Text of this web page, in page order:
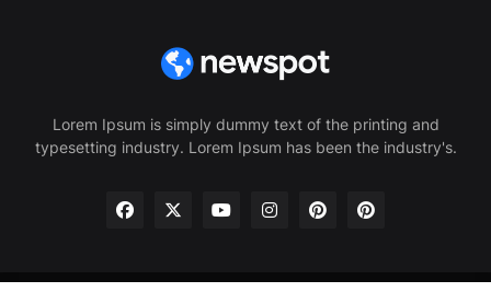
Lorem Ipsum is simply dummy text of the printing and
typesetting industry. Lorem Ipsum has been the industry's.